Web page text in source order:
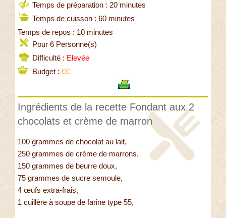
Temps de préparation : 20 minutes
Temps de cuisson : 60 minutes
Temps de repos : 10 minutes
Pour 6 Personne(s)
Difficulté : Elevée
Budget : €€
Ingrédients de la recette Fondant aux 2
chocolats et crème de marron
100 grammes de chocolat au lait,
250 grammes de crème de marrons,
150 grammes de beurre doux,
75 grammes de sucre ­semoule,
4 œufs extra-frais,
1 cuillère à soupe de farine type 55,